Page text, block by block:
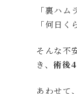
「裏ハ
「何日く
そんな不
き、術後
あわせて、